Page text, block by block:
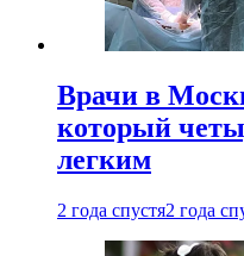
Врачи в
который
легким
2 года спустя2 года